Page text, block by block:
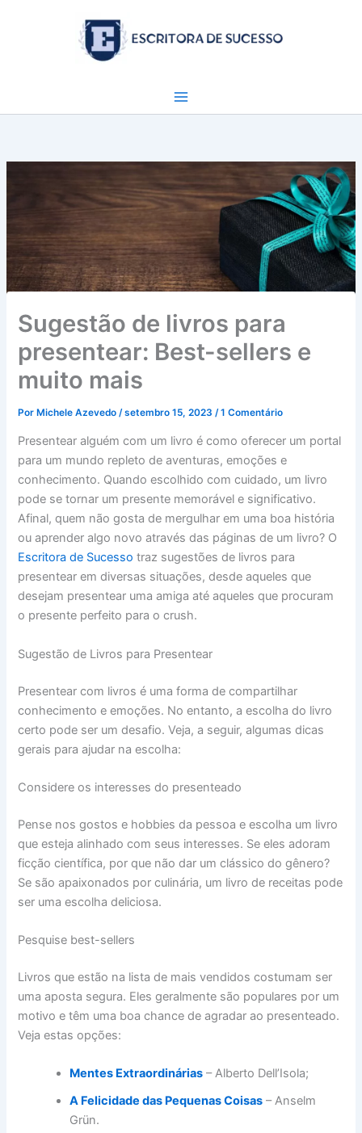
Sugestão de livros para
presentear: Best-sellers e
muito mais
PorMichele Azevedo/setembro 15, 2023/1 Comentário
Presentear alguém com um livro é como oferecer um portal
para um mundo repleto de aventuras, emoções e
conhecimento. Quando escolhido com cuidado, um livro
pode se tornar um presente memorável e significativo.
Afinal, quem não gosta de mergulhar em uma boa história
ou aprender algo novo através das páginas de um livro? O
Escritora de Sucesso traz sugestões de livros para
presentear em diversas situações, desde aqueles que
desejam presentear uma amiga até aqueles que procuram
o presente perfeito para o crush.
Sugestão de Livros para Presentear
Presentear com livros é uma forma de compartilhar
conhecimento e emoções. No entanto, a escolha do livro
certo pode ser um desafio. Veja, a seguir, algumas dicas
gerais para ajudar na escolha:
Considere os interesses do presenteado
Pense nos gostos e hobbies da pessoa e escolha um livro
que esteja alinhado com seus interesses. Se eles adoram
ficção científica, por que não dar um clássico do gênero?
Se são apaixonados por culinária, um livro de receitas pode
ser uma escolha deliciosa.
Pesquise best-sellers
Livros que estão na lista de mais vendidos costumam ser
uma aposta segura. Eles geralmente são populares por um
motivo e têm uma boa chance de agradar ao presenteado.
Veja estas opções:
Mentes Extraordinárias – Alberto Dell’Isola;
A Felicidade das Pequenas Coisas – Anselm
Grün.